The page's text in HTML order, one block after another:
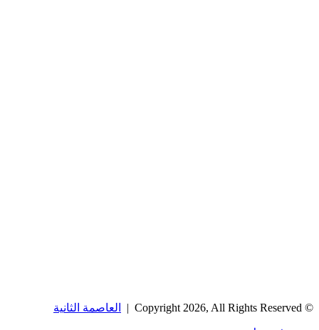
© Copyright 2026, All Rights Reserved | العاصمة الثانية